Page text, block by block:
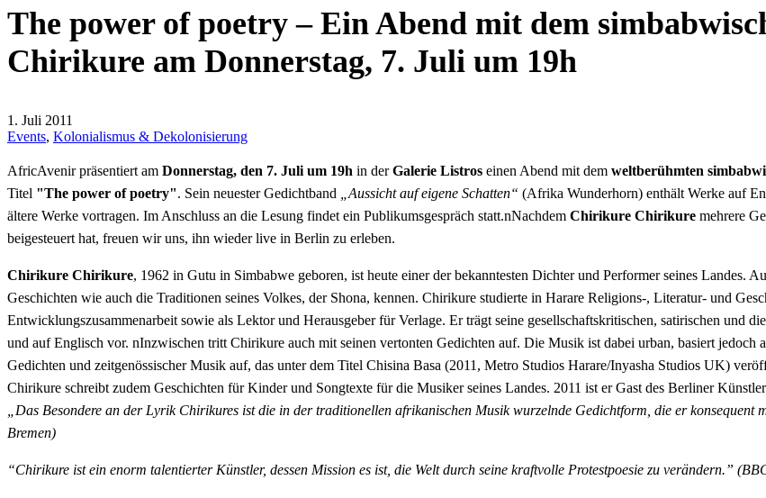
The power of poetry – Ein Abend mit dem
Chirikure am Donnerstag, 7. Juli um 19h
1. Juli 2011
Events, Kolonialismus & Dekolonisierung
AfricAvenir präsentiert am Donnerstag, den 7. Juli um 19h in derGalerie Listros einen Abend mit dem weltberühmten
Titel "The power of poetry". Sein neuester Gedichtband „Aussicht auf eigene Schatten“ (Afrika Wunderhorn) enthält Werke auf
ältere Werke vortragen. Im Anschluss an die Lesung findet ein Publikumsgespräch statt.nNachdem Chirikure Chirikure mehrere
beigesteuert hat, freuen wir uns, ihn wieder live in Berlin zu erleben.
Chirikure Chirikure, 1962 in Gutu in Simbabwe geboren, ist heute einer der bekanntesten Dichter und Performer seines Landes.
Geschichten wie auch die Traditionen seines Volkes, der Shona, kennen. Chirikure studierte in Harare Religions-, Literatur- und
Entwicklungszusammenarbeit sowie als Lektor und Herausgeber für Verlage. Er trägt seine gesellschaftskritischen, satirischen und
und auf Englisch vor. nInzwischen tritt Chirikure auch mit seinen vertonten Gedichten auf. Die Musik ist dabei urban, basiert
Gedichten und zeitgenössischer Musik auf, das unter dem Titel Chisina Basa (2011, Metro Studios Harare/Inyasha Studios UK)
Chirikure schreibt zudem Geschichten für Kinder und Songtexte für die Musiker seines Landes. 2011 ist er Gast des Berliner
„Das Besondere an der Lyrik Chirikures ist die in der traditionellen afrikanischen Musik wurzelnde Gedichtform, die er
Bremen)
“Chirikure ist ein enorm talentierter Künstler, dessen Mission es ist, die Welt durch seine kraftvolle Protestpoesie zu verändern.”